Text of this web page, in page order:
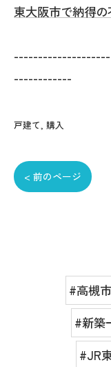
東大阪市で納得
------------
戸建て 購入
< 前のページ
#高槻
#新築
#JR